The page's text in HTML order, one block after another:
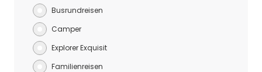
Busrundreisen
Camper
Explorer Exquisit
Familienreisen